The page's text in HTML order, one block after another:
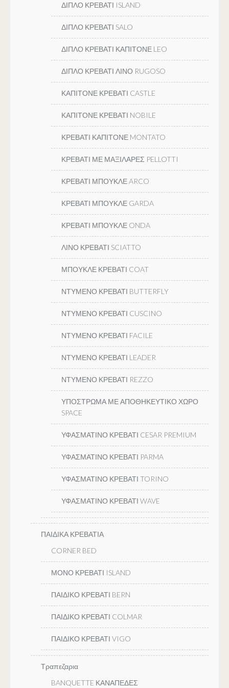
ΔΙΠΛΟ ΚΡΕΒΑΤΙ ISLAND
ΔΙΠΛΟ ΚΡΕΒΑΤΙ SALO
ΔΙΠΛΟ ΚΡΕΒΑΤΙ ΚΑΠΙΤΟΝΕ LEO
ΔΙΠΛΟ ΚΡΕΒΑΤΙ ΛΙΝΟ RUGOSO
ΚΑΠΙΤΟΝΕ ΚΡΕΒΑΤΙ CASTLE
ΚΑΠΙΤΟΝΕ ΚΡΕΒΑΤΙ NOBILE
ΚΡΕΒΑΤΙ ΚΑΠΙΤΟΝΕ MONTATO
ΚΡΕΒΑΤΙ ΜΕ ΜΑΞΙΛΑΡΕΣ PELLOTTI
ΚΡΕΒΑΤΙ ΜΠΟΥΚΛΕ ARCO
ΚΡΕΒΑΤΙ ΜΠΟΥΚΛΕ GARDA
ΚΡΕΒΑΤΙ ΜΠΟΥΚΛΕ ONDA
ΛΙΝΟ ΚΡΕΒΑΤΙ SCIATTO
ΜΠΟΥΚΛΕ ΚΡΕΒΑΤΙ COAT
ΝΤΥΜΕΝΟ ΚΡΕΒΑΤΙ BUTTERFLY
ΝΤΥΜΕΝΟ ΚΡΕΒΑΤΙ CUSCINO
ΝΤΥΜΕΝΟ ΚΡΕΒΑΤΙ FACILE
ΝΤΥΜΕΝΟ ΚΡΕΒΑΤΙ LEADER
ΝΤΥΜΕΝΟ ΚΡΕΒΑΤΙ REZZO
ΥΠΟΣΤΡΩΜΑ ΜΕ ΑΠΟΘΗΚΕΥΤΙΚΟ ΧΩΡΟ
SPACE
ΥΦΑΣΜΑΤΙΝΟ ΚΡΕΒΑΤΙ CESAR PREMIUM
ΥΦΑΣΜΑΤΙΝΟ ΚΡΕΒΑΤΙ PARMA
ΥΦΑΣΜΑΤΙΝΟ ΚΡΕΒΑΤΙ TORINO
ΥΦΑΣΜΑΤΙΝΟ ΚΡΕΒΑΤΙ WAVE
ΠΑΙΔΙΚΑ ΚΡΕΒΑΤΙΑ
CORNER BED
ΜΟΝΟ ΚΡΕΒΑΤΙ ISLAND
ΠΑΙΔΙΚΟ ΚΡΕΒΑΤΙ BERN
ΠΑΙΔΙΚΟ ΚΡΕΒΑΤΙ COLMAR
ΠΑΙΔΙΚΟ ΚΡΕΒΑΤΙ VIGO
Τραπεζαρια
BANQUETTE ΚΑΝΑΠΕΔΕΣ